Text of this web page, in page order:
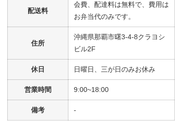
※メニューの補足
※ その他備考
メニューは日替わりです（メニューは一例です）
配送料
会費、配達料は無料で、費用は
お弁当代のみです。
住所
沖縄県那覇市曙3-4-8クラヨシ
ビル2F
休日 日曜日、三が日のみお休み
営業時間 9:00~18:00
備考 -